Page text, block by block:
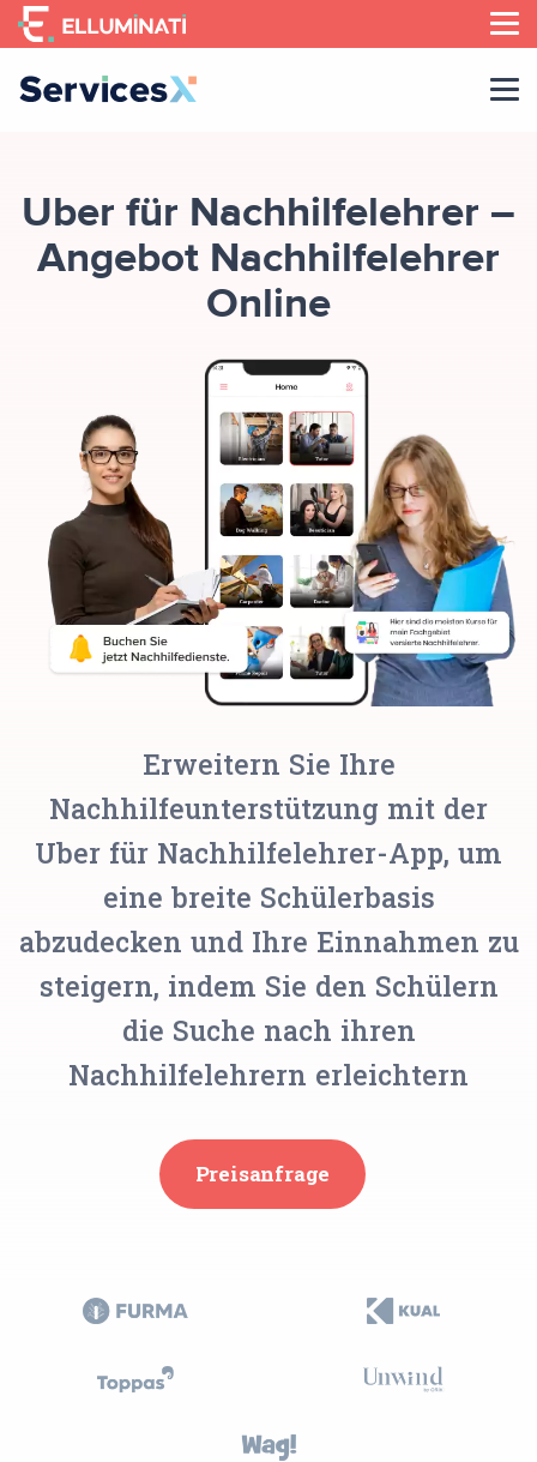
Skip
to
the
Uber für Nachhilfelehrer –
Angebot Nachhilfelehrer
Online
Erweitern Sie Ihre
Nachhilfeunterstützung mit der
Uber für Nachhilfelehrer-App, um
eine breite Schülerbasis
abzudecken und Ihre Einnahmen zu
steigern, indem Sie den Schülern
die Suche nach ihren
Nachhilfelehrern erleichtern
Preisanfrage